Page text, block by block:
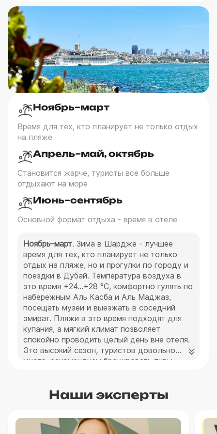
Ноябрь–март
Время для тех, кто планирует не только отдых
на пляже
Апрель–май, октябрь
Становится жарче, туристы все больше
отдыхают на море
Июнь–сентябрь
Основной формат отдыха - время в отеле
Ноябрь–март. Зима в Шардже - лучшее
время для тех, кто планирует не только
отдых на пляже, но и прогулки по городу и
поездки в Дубай. Температура воздуха в
это время +24…+28 °C, комфортно гулять по
набережным Аль Касба и Аль Маджаз,
посещать музеи и выезжать в соседний
эмират. Пляжи в это время подходят для
купания, а мягкий климат позволяет
спокойно проводить целый день вне отеля.
Это высокий сезон, туристов довольно
много, рекомендуем бронировать туры
Стоимость тура в Шарджу в это время от
Апрель–май, октябрь. В эти месяцы Шарджа
Наши эксперты